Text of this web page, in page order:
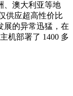
、澳大利亚等地
供应超高性价比
展的异常迅猛，在
机部署了 1400 多